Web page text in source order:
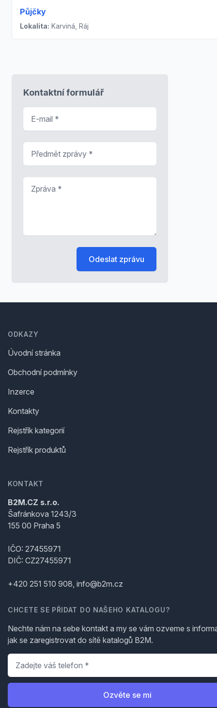
Půjčky
Lokalita: Karviná, Ráj
Kontaktní formulář
Odeslat zprávu
ODKAZY
Úvodní stránka
Obchodní podmínky
Inzerce
Kontakty
Rejstřík kategorií
Rejstřík produktů
KONTAKT
B2M.CZ s.r.o.
Šafránkova 1243/3
155 00 Praha 5
IČO: 27455971
DIČ: CZ27455971
+420 251 510 908, info@b2m.cz
CHCETE SE PŘIDAT DO NAŠEHO KATALOGU?
Nechte nám na sebe kontakt a my se vám ozveme s
jak se zaregistrovat do sítě katalogů B2M.
Telefon
Ozvěte se mi